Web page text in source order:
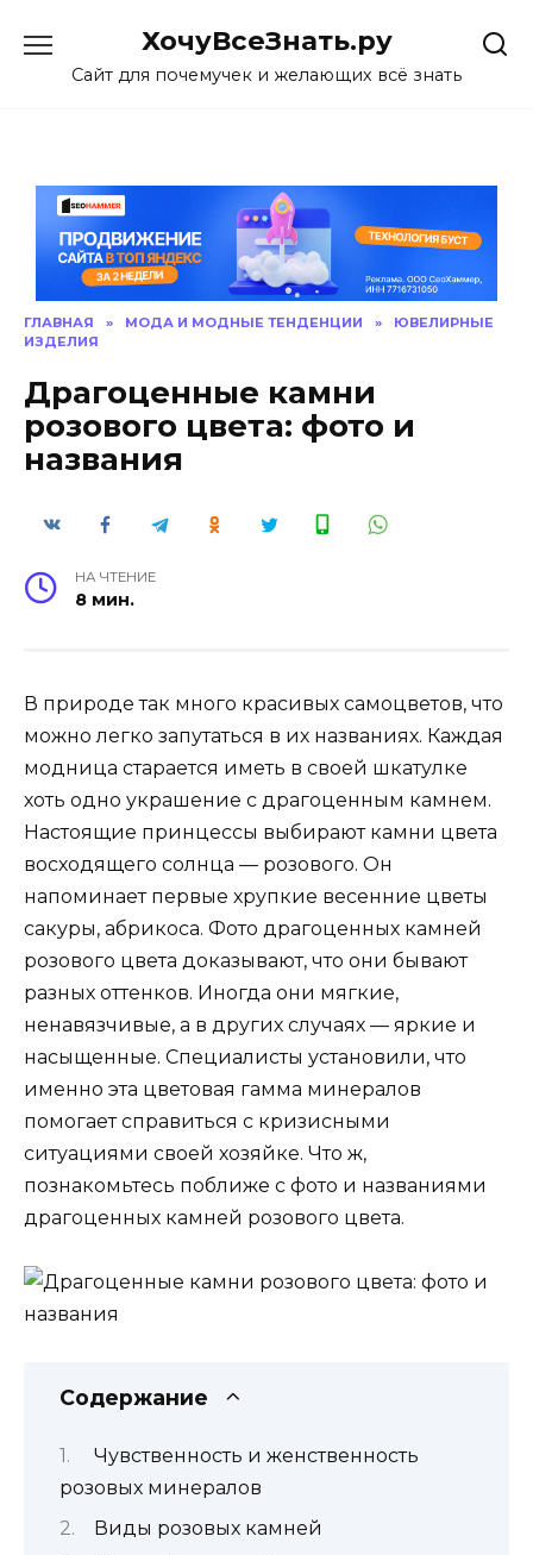
content
ХочуВсеЗнать.ру
Сайт для почемучек и желающих всё знать
ГЛАВНАЯ » МОДА И МОДНЫЕ ТЕНДЕНЦИИ »
ЮВЕЛИРНЫЕ
ИЗДЕЛИЯ
Драгоценные камни
розового цвета: фото и
названия
НА ЧТЕНИЕ
8 мин.
В природе так много красивых самоцветов, что
можно легко запутаться в их названиях. Каждая
модница старается иметь в своей шкатулке
хоть одно украшение с драгоценным камнем.
Настоящие принцессы выбирают камни цвета
восходящего солнца — розового. Он
напоминает первые хрупкие весенние цветы
сакуры, абрикоса. Фото драгоценных камней
розового цвета доказывают, что они бывают
разных оттенков. Иногда они мягкие,
ненавязчивые, а в других случаях — яркие и
насыщенные. Специалисты установили, что
именно эта цветовая гамма минералов
помогает справиться с кризисными
ситуациями своей хозяйке. Что ж,
познакомьтесь поближе с фото и названиями
драгоценных камней розового цвета.
Содержание
Чувственность и женственность
розовых минералов
Виды розовых камней